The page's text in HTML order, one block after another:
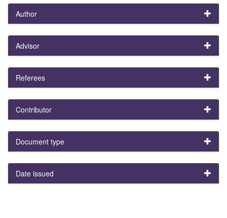
Author
Advisor
Referees
Contributor
Document type
Date issued